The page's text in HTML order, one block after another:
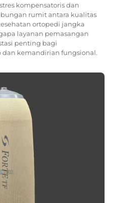
kompensatoris dan
rumit antara kualitas
ortopedi jangka
layanan pemasangan
penting bagi
dan kemandirian fungsional.